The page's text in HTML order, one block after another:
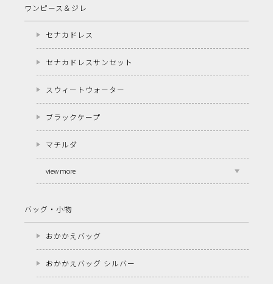
ワンピース＆ジレ
セナカドレス
セナカドレスサンセット
スウィートウォーター
ブラックケープ
マチルダ
view more
バッグ・小物
おかかえバッグ
おかかえバッグ シルバー